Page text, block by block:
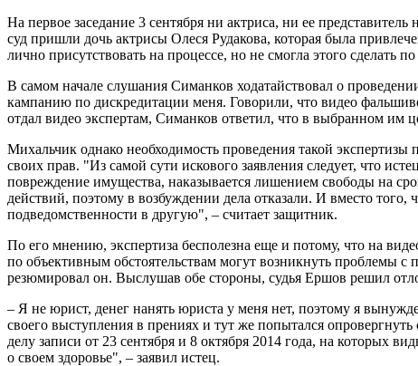
На первое заседание 3 сентября ни актриса, ни ее
суд пришли дочь актрисы Олеся Рудакова, которая была
лично присутствовать на процессе, но не смогла этого сделать
В самом начале слушания Симанков ходатайствовал о
кампанию по дискредитации меня. Говорили, что видео
отдал видео экспертам, Симанков ответил, что в выбранном им
Михальчик однако необходимость проведения такой
своих прав. "Из самой сути искового заявления следует, что
повреждение имущества, наказывается лишением свободы на
действий, поэтому в возбуждении дела отказали. И вместо
подведомственности в другую", – считает защитник.
По его мнению, экспертиза бесполезна еще и потому, что на
по объективным обстоятельствам могут возникнуть проблемы с
резюмировал он. Выслушав обе стороны, судья Ершов решил
– Я не юрист, денег нанять юриста у меня нет, поэтому я
своего выступления в прениях и тут же попытался
делу записи от 23 сентября и 8 октября 2014 года, на которых
о своем здоровье", – заявил истец.